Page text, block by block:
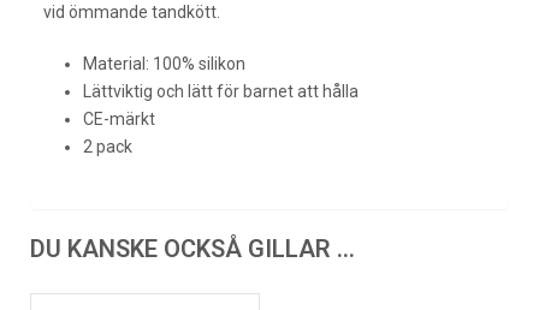
vid ömmande tandkött.
Material: 100% silikon
Lättviktig och lätt för barnet att hålla
CE-märkt
2 pack
DU KANSKE OCKSÅ GILLAR …